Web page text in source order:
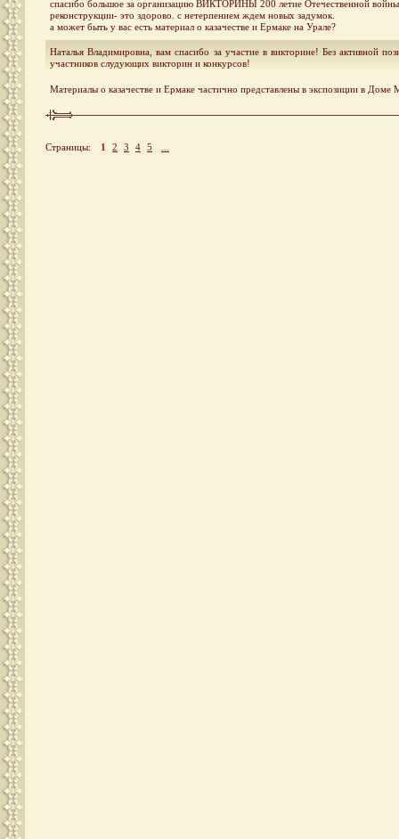
спасибо большое за организацию ВИКТОРИНЫ 200 летие Отечественной войны
реконструкции- это здорово. с нетерпением ждем новых задумок.
а может быть у вас есть материал о казачестве и Ермаке на Урале?
Наталья Владимировна, вам спасибо за участие в викторине! Без активной
участников слудующих викторин и конкурсов!
Материалы о казачестве и Ермаке частично представлены в экспозиции в
Страницы: 1 2 3 4 5